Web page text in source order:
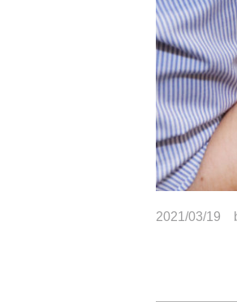
2021/03/19